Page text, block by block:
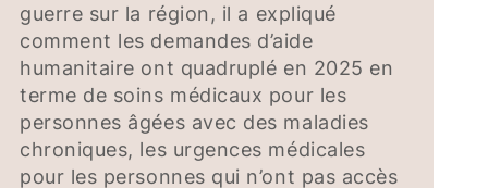
guerre sur la région, il a expliqué
comment les demandes d’aide
humanitaire ont quadruplé en 2025 en
terme de soins médicaux pour les
personnes âgées avec des maladies
chroniques, les urgences médicales
pour les personnes qui n’ont pas accès